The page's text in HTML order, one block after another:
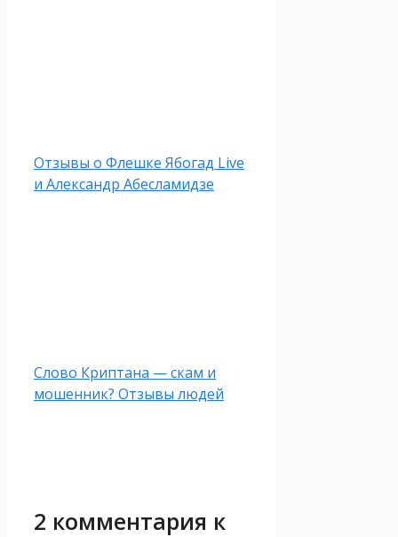
Отзывы о Флешке Ябогад Live
и Александр Абесламидзе
Слово Криптана — скам и
мошенник? Отзывы людей
2 комментария к